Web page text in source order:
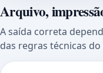
Arquivo,
A saída correta
das regras técnicas